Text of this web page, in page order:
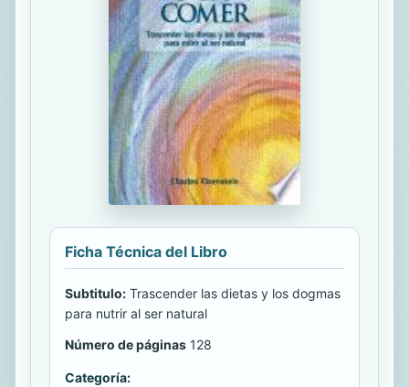
Ficha Técnica del Libro
Subtitulo: Trascender las dietas y los dogmas
para nutrir al ser natural
Número de páginas 128
Categoría: